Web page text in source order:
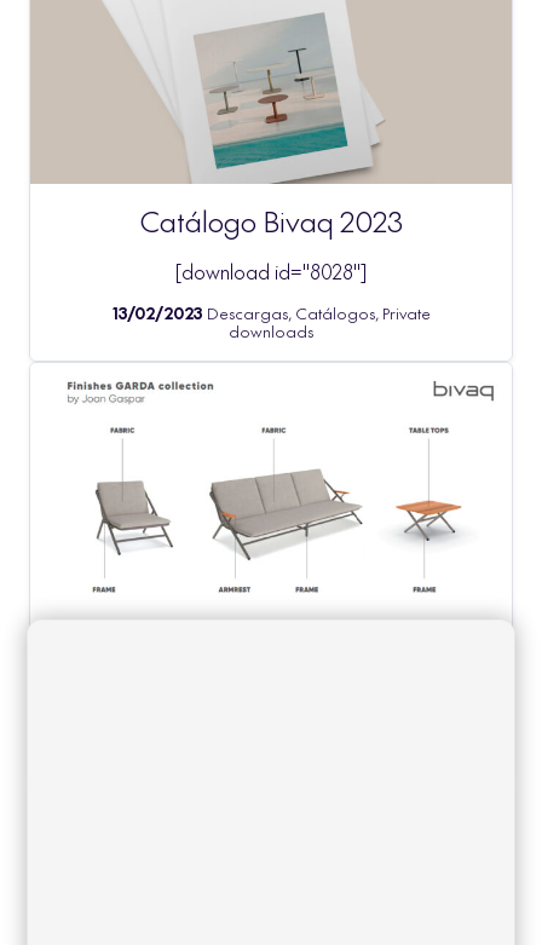
Catálogo Bivaq 2023
[download id="8028"]
13/02/2023 Descargas, Catálogos, Private
downloads